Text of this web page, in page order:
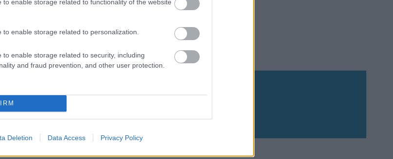
to enable storage related to functionality of the website
to enable storage related to personalization.
to enable storage related to security, including
and fraud prevention, and other user protection.
Deletion Data Access Privacy Policy